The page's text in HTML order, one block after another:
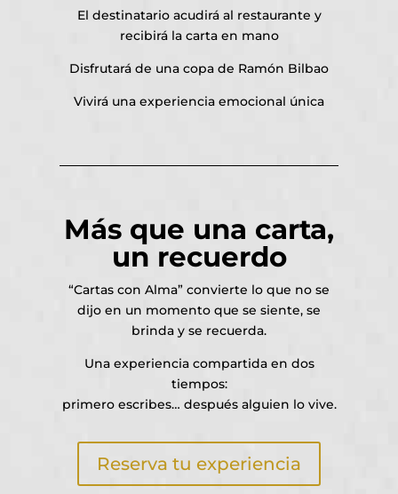
El destinatario acudirá al restaurante y
recibirá la carta en mano
Disfrutará de una copa de Ramón Bilbao
Vivirá una experiencia emocional única
Más que una carta,
un recuerdo
“Cartas con Alma” convierte lo que no se
dijo en un momento que se siente, se
brinda y se recuerda.
Una experiencia compartida en dos
tiempos:
primero escribes… después alguien lo vive.
Reserva tu experiencia